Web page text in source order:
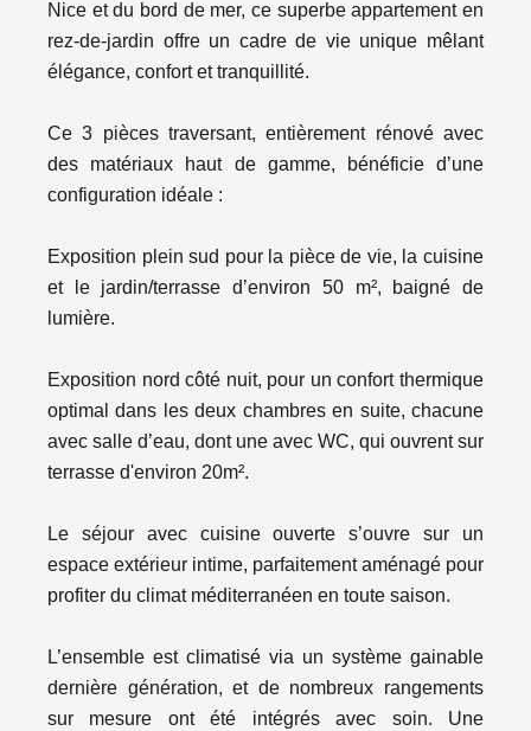
Nice et du bord de mer, ce superbe appartement en
rez-de-jardin offre un cadre de vie unique mêlant
élégance, confort et tranquillité.
Ce 3 pièces traversant, entièrement rénové avec
des matériaux haut de gamme, bénéficie d’une
configuration idéale :
Exposition plein sud pour la pièce de vie, la cuisine
et le jardin/terrasse d’environ 50 m², baigné de
lumière.
Exposition nord côté nuit, pour un confort thermique
optimal dans les deux chambres en suite, chacune
avec salle d’eau, dont une avec WC, qui ouvrent sur
terrasse d'environ 20m².
Le séjour avec cuisine ouverte s’ouvre sur un
espace extérieur intime, parfaitement aménagé pour
profiter du climat méditerranéen en toute saison.
L’ensemble est climatisé via un système gainable
dernière génération, et de nombreux rangements
sur mesure ont été intégrés avec soin. Une